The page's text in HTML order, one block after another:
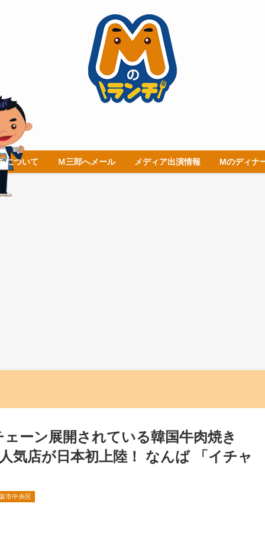
について Ｍ三郎へメール メディア出演情報 Mのディナ
ーン展開されている韓国牛肉焼き
気店が日本初上陸！ なんば 「イチャ
市中央区